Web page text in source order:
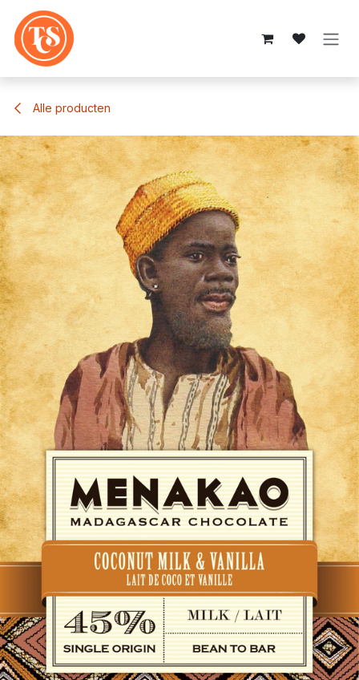
Overslaan naar inhoud
Alle producten